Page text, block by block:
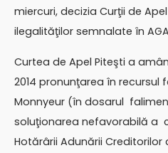
miercuri, decizia Curţii de
ilegalităţilor semnalate în
Curtea de Apel Piteşti a
2014 pronunţarea în recursul
Monnyeur (în dosarul
soluţionarea nefavorabilă a
Hotărârii Adunării Creditorilor